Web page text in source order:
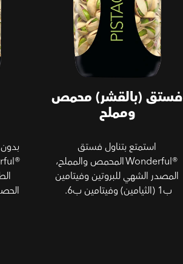
فستق (بالقشر) محمص
ومملح
استمتع بتناول فستق
Wonderful®‎ المحمص والمملح،
المصدر الشهي للبروتين وفيتامين
ب1 (الثيامين) وفيتامين ب6.